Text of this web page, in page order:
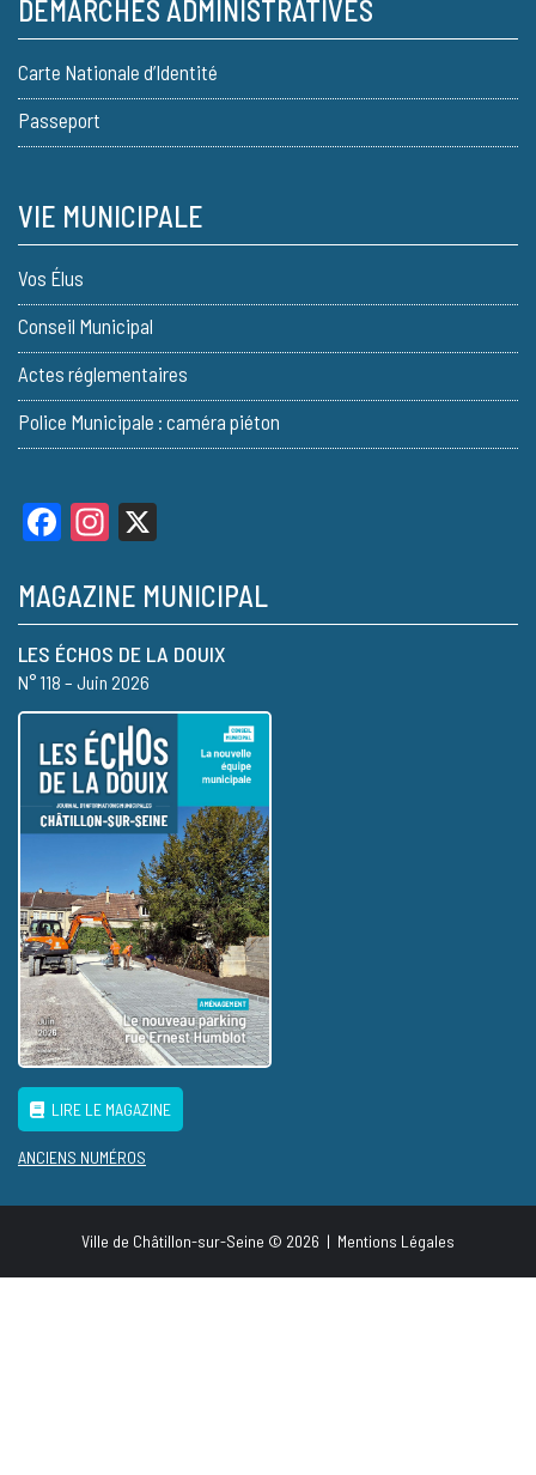
DÉMARCHES ADMINISTRATIVES
Carte Nationale d’Identité
Passeport
VIE MUNICIPALE
Vos Élus
Conseil Municipal
Actes réglementaires
Police Municipale : caméra piéton
FacebookInstagram
MAGAZINE MUNICIPAL
LES ÉCHOS DE LA DOUIX
N° 118 – Juin 2026
LIRE LE MAGAZINE
ANCIENS NUMÉROS
Ville de Châtillon-sur-Seine © 2026 | Mentions Légales